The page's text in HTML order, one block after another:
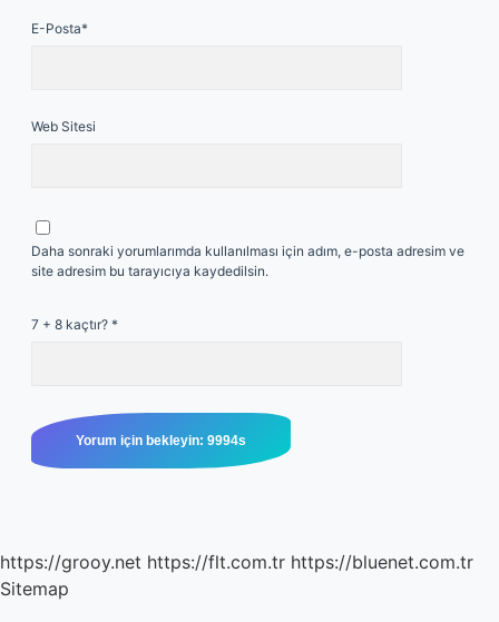
E-Posta*
Web Sitesi
Daha sonraki yorumlarımda kullanılması için adım, e-posta adresim ve
site adresim bu tarayıcıya kaydedilsin.
7 + 8 kaçtır? *
https://grooy.net https://flt.com.tr https://bluenet.com.tr
Sitemap